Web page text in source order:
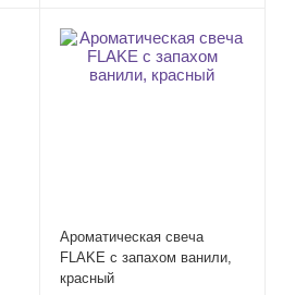
Ароматическая свеча
FLAKE с запахом ванили,
красный